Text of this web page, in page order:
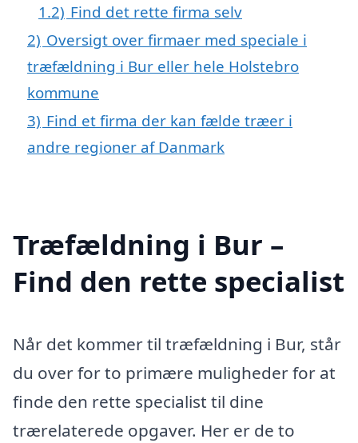
1.2) Find det rette firma selv
2) Oversigt over firmaer med speciale i
træfældning i Bur eller hele Holstebro
kommune
3) Find et firma der kan fælde træer i
andre regioner af Danmark
Træfældning i Bur –
Find den rette specialist
Når det kommer til træfældning i Bur, står
du over for to primære muligheder for at
finde den rette specialist til dine
trærelaterede opgaver. Her er de to